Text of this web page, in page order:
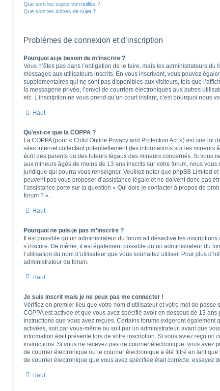
Que sont les sujets verrouillés ?
Que sont les icônes de sujet ?
Problèmes de connexion et d’inscription
Pourquoi ai-je besoin de m’inscrire ?
Vous n’êtes pas dans l’obligation de le faire, mais les administrateurs
messages aux utilisateurs inscrits. En vous inscrivant, vous pouvez
supplémentaires qui ne sont pas disponibles aux visiteurs, tels que
la messagerie privée, l’envoi de courriers électroniques aux autres
etc. L’inscription ne vous prend qu’un court instant, c’est pourquoi nous
Haut
Qu’est-ce que la COPPA ?
La COPPA (pour « Child Online Privacy and Protection Act ») est une loi
sites internet collectant potentiellement des informations sur les mineurs
écrit des parents ou des tuteurs légaux des mineurs concernés. Si vous
aux mineurs âgés de moins de 13 ans inscrits sur votre forum, nous
juridique qui pourra vous renseigner. Veuillez noter que phpBB Limited
peuvent pas vous proposer d’assistance légale et ne doivent donc pas
l’assistance porte sur la question « Qui dois-je contacter à propos de
forum ? ».
Haut
Pourquoi ne puis-je pas m’inscrire ?
Il est possible qu’un administrateur du forum ait désactivé les
s’inscrire. De même, il est également possible qu’un administrateur du
l’utilisation du nom d’utilisateur que vous souhaitez utiliser. Pour plus
administrateur du forum.
Haut
Je suis inscrit mais je ne peux pas me connecter !
Vérifiez en premier lieu que votre nom d’utilisateur et votre mot de
COPPA est activée et que vous avez spécifié avoir en dessous de 13
instructions que vous avez reçues. Certains forums exigeront également
activées, soit par vous-même ou soit par un administrateur, avant que
information était présente lors de votre inscription. Si vous aviez reçu un
instructions. Si vous ne recevez pas de courrier électronique, vous avez
de courrier électronique ou le courrier électronique a été filtré en tant
de courrier électronique que vous avez spécifiée était correcte, essayez
Haut